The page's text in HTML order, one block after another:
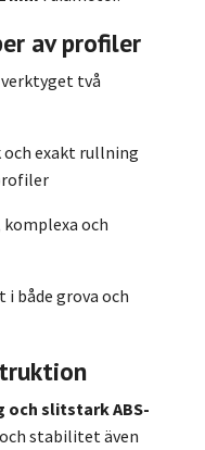
av profiler
två
exakt rullning
och
både grova och
slitstark ABS-
stabilitet även